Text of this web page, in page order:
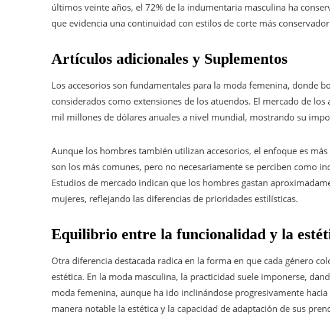
últimos veinte años, el 72% de la indumentaria masculina ha
que evidencia una continuidad con estilos de corte más
Artículos adicionales y Suplementos
Los accesorios son fundamentales para la moda femenina, donde
considerados como extensiones de los atuendos. El mercado de
mil millones de dólares anuales a nivel mundial, mostrando su
Aunque los hombres también utilizan accesorios, el enfoque es
son los más comunes, pero no necesariamente se perciben como
Estudios de mercado indican que los hombres gastan
mujeres, reflejando las diferencias de prioridades estilísticas.
Equilibrio entre la funcionalidad y la
Otra diferencia destacada radica en la forma en que cada género
estética. En la moda masculina, la practicidad suele imponerse,
moda femenina, aunque ha ido inclinándose progresivamente
manera notable la estética y la capacidad de adaptación de sus